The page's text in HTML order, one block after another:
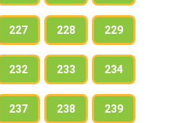
227 228 229
232 233 234
237 238 239